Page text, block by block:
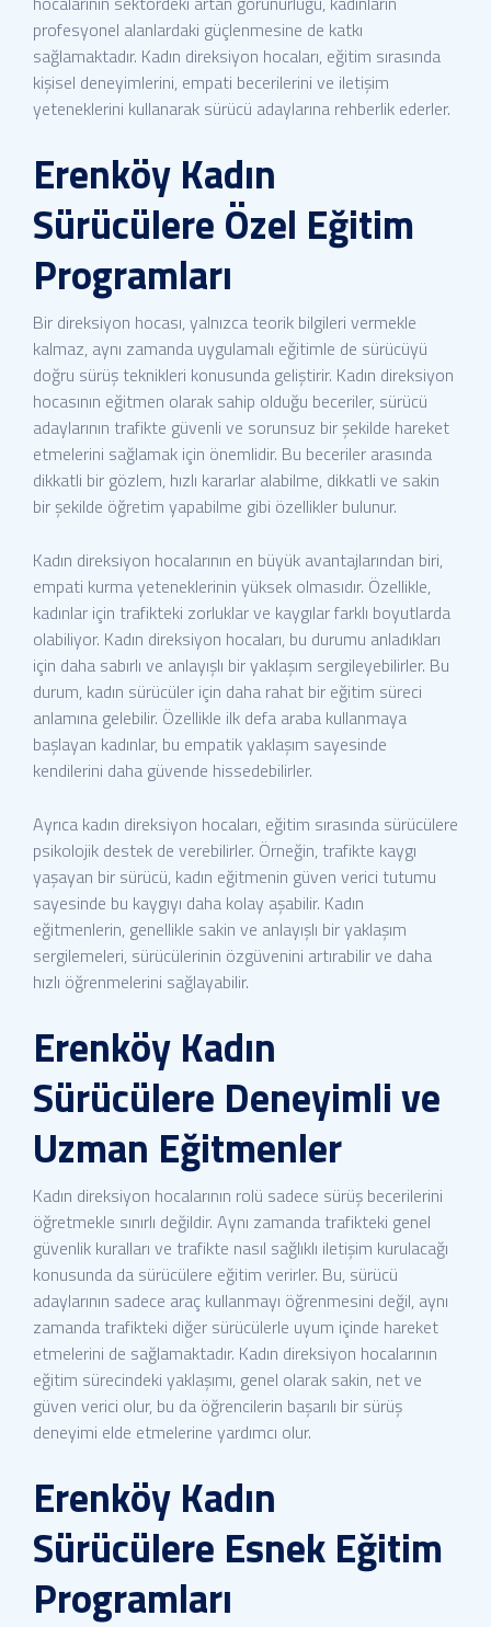
profesyonel alanlardaki güçlenmesine de katkı
sağlamaktadır. Kadın direksiyon hocaları, eğitim sırasında
kişisel deneyimlerini, empati becerilerini ve iletişim
yeteneklerini kullanarak sürücü adaylarına rehberlik ederler.
Erenköy Kadın
Sürücülere Özel Eğitim
Programları
Bir direksiyon hocası, yalnızca teorik bilgileri vermekle
kalmaz, aynı zamanda uygulamalı eğitimle de sürücüyü
doğru sürüş teknikleri konusunda geliştirir. Kadın direksiyon
hocasının eğitmen olarak sahip olduğu beceriler, sürücü
adaylarının trafikte güvenli ve sorunsuz bir şekilde hareket
etmelerini sağlamak için önemlidir. Bu beceriler arasında
dikkatli bir gözlem, hızlı kararlar alabilme, dikkatli ve sakin
bir şekilde öğretim yapabilme gibi özellikler bulunur.
Kadın direksiyon hocalarının en büyük avantajlarından biri,
empati kurma yeteneklerinin yüksek olmasıdır. Özellikle,
kadınlar için trafikteki zorluklar ve kaygılar farklı boyutlarda
olabiliyor. Kadın direksiyon hocaları, bu durumu anladıkları
için daha sabırlı ve anlayışlı bir yaklaşım sergileyebilirler. Bu
durum, kadın sürücüler için daha rahat bir eğitim süreci
anlamına gelebilir. Özellikle ilk defa araba kullanmaya
başlayan kadınlar, bu empatik yaklaşım sayesinde
kendilerini daha güvende hissedebilirler.
Ayrıca kadın direksiyon hocaları, eğitim sırasında sürücülere
psikolojik destek de verebilirler. Örneğin, trafikte kaygı
yaşayan bir sürücü, kadın eğitmenin güven verici tutumu
sayesinde bu kaygıyı daha kolay aşabilir. Kadın
eğitmenlerin, genellikle sakin ve anlayışlı bir yaklaşım
sergilemeleri, sürücülerinin özgüvenini artırabilir ve daha
hızlı öğrenmelerini sağlayabilir.
Erenköy Kadın
Sürücülere Deneyimli ve
Uzman Eğitmenler
Kadın direksiyon hocalarının rolü sadece sürüş becerilerini
öğretmekle sınırlı değildir. Aynı zamanda trafikteki genel
güvenlik kuralları ve trafikte nasıl sağlıklı iletişim kurulacağı
konusunda da sürücülere eğitim verirler. Bu, sürücü
adaylarının sadece araç kullanmayı öğrenmesini değil, aynı
zamanda trafikteki diğer sürücülerle uyum içinde hareket
etmelerini de sağlamaktadır. Kadın direksiyon hocalarının
eğitim sürecindeki yaklaşımı, genel olarak sakin, net ve
güven verici olur, bu da öğrencilerin başarılı bir sürüş
deneyimi elde etmelerine yardımcı olur.
Erenköy Kadın
Sürücülere Esnek Eğitim
Programları